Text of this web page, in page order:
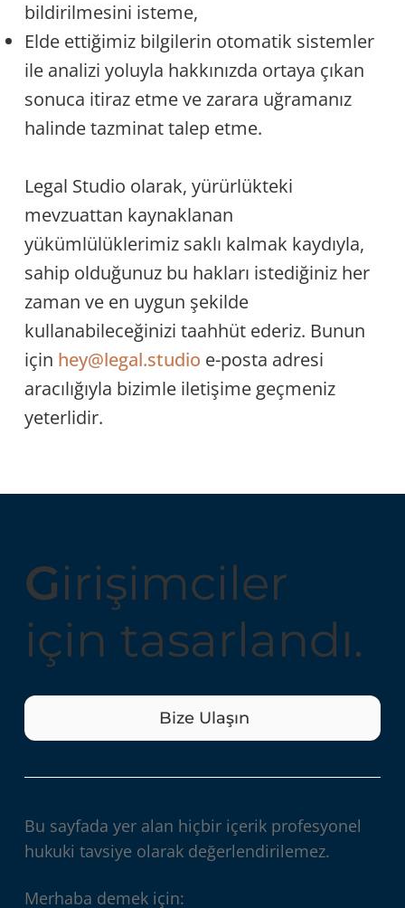
bildirilmesini isteme,
Elde ettiğimiz bilgilerin otomatik sistemler
ile analizi yoluyla hakkınızda ortaya çıkan
sonuca itiraz etme ve zarara uğramanız
halinde tazminat talep etme.
Legal Studio olarak, yürürlükteki
mevzuattan kaynaklanan
yükümlülüklerimiz saklı kalmak kaydıyla,
sahip olduğunuz bu hakları istediğiniz her
zaman ve en uygun şekilde
kullanabileceğinizi taahhüt ederiz. Bunun
için hey@legal.studio e-posta adresi
aracılığıyla bizimle iletişime geçmeniz
yeterlidir.
Girişimciler
için tasarlandı.
Bize Ulaşın
Bu sayfada yer alan hiçbir içerik profesyonel
hukuki tavsiye olarak değerlendirilemez.
Merhaba demek için: